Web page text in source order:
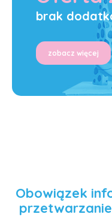
brak
zobacz więcej
Obowiązek